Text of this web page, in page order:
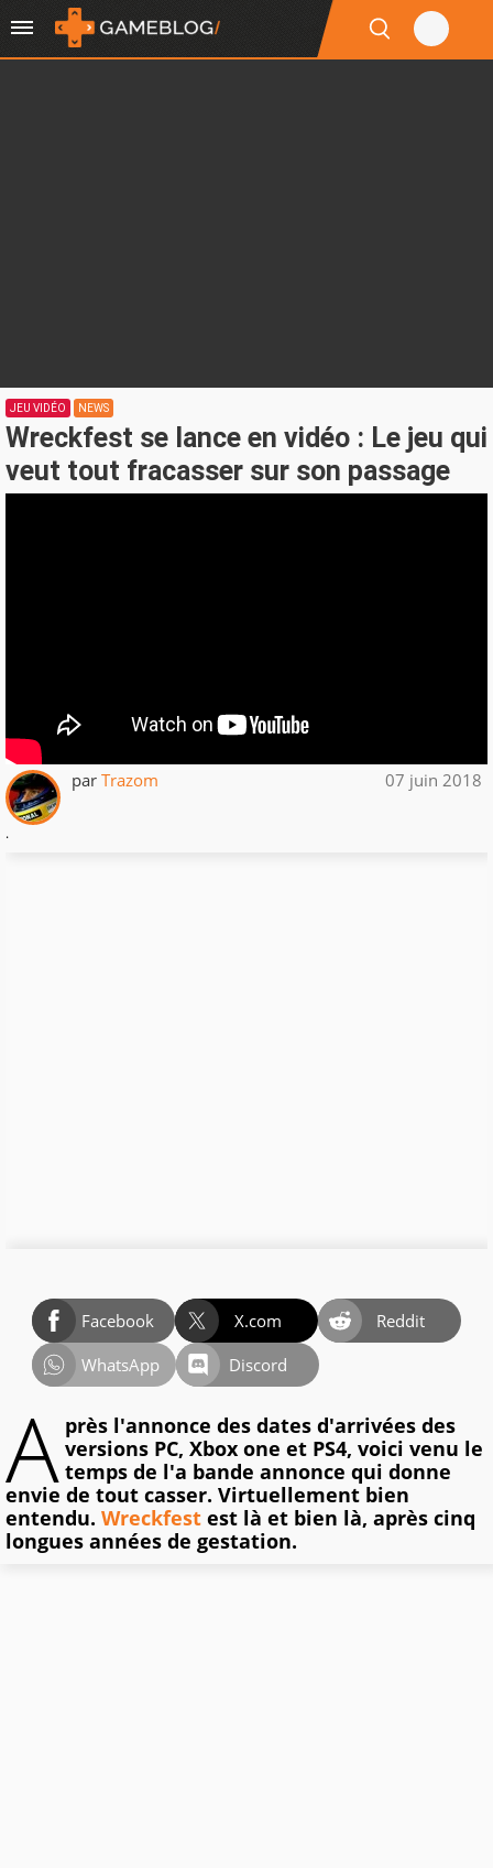
JEU VIDÉO NEWS
Wreckfest se lance en vidéo : Le jeu qui
veut tout fracasser sur son passage
par Trazom 07 juin 2018
.
Facebook X.com
Reddit
WhatsApp
Discord
A près l'annonce des dates d'arrivées des
versions PC, Xbox one et PS4, voici venu le
temps de l'a bande annonce qui donne
envie de tout casser. Virtuellement bien
entendu. Wreckfest est là et bien là, après cinq
longues années de gestation.